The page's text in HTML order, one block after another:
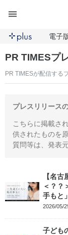
電子
PR TIMESプ
PR TIMESが配信する
プレスリリース
こちらに掲載さ
供されたものを
質問等は、発表
【名
＜？？
手もと
2026/05/
子ども